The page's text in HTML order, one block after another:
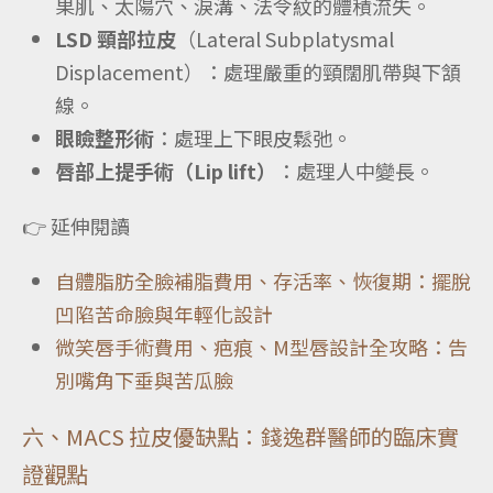
LSD 頸部拉皮 （Lateral Subplatysmal
Displacement）：處理嚴重的頸闊肌帶與下頷
線。
眼瞼整形術 ：處理上下眼皮鬆弛。
唇部上提手術（Lip lift）
：處理人中變長。
👉 延伸閱讀
自體脂肪全臉補脂費用、存活率、恢復期：擺脫
凹陷苦命臉與年輕化設計
微笑唇手術費用、疤痕、M型唇設計全攻略：告
別嘴角下垂與苦瓜臉
六、MACS 拉皮優缺點：錢逸群醫師的臨床實
證觀點